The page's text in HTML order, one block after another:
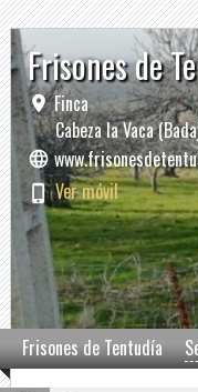
Frisones de
Finca
Cabeza la Vaca
Ver móvil
Frisones de Tentudía